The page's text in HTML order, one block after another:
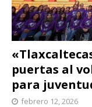
puertas al
para
febrero 12, 2026